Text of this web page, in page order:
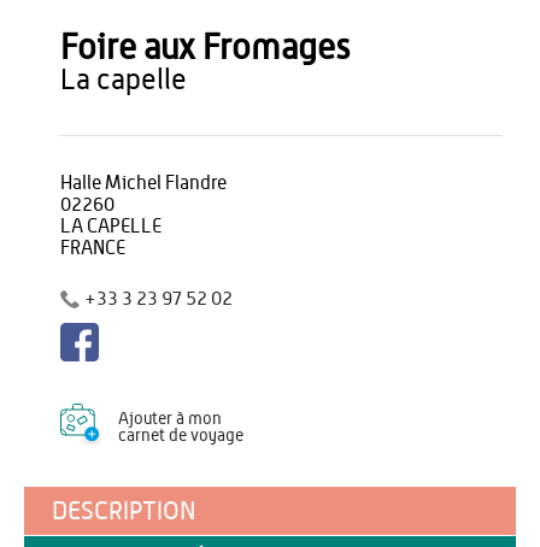
Foire aux Fromages
la capelle
Halle Michel Flandre
02260
LA CAPELLE
FRANCE
+33 3 23 97 52 02
Ajouter à mon
carnet de voyage
DESCRIPTION